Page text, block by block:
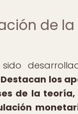
de
Destacan los
de la teoría,